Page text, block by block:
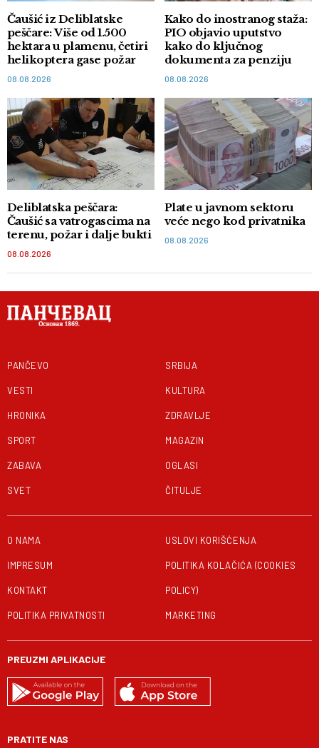
Čaušić iz Deliblatske
peščare: Više od 1.500
hektara u plamenu, četiri
helikoptera gase požar
08.08.2026
Kako do inostranog staža:
PIO objavio uputstvo
kako do ključnog
dokumenta za penziju
08.08.2026
Deliblatska peščara:
Čaušić sa vatrogascima na
terenu, požar i dalje bukti
08.08.2026
Plate u javnom sektoru
veće nego kod privatnika
08.08.2026
PANČEVO
VESTI
HRONIKA
SPORT
ZABAVA
SVET
SRBIJA
KULTURA
ZDRAVLJE
MAGAZIN
OGLASI
ČITULJE
O NAMA
IMPRESUM
KONTAKT
POLITIKA PRIVATNOSTI
USLOVI KORIŠĆENJA
POLITIKA KOLAČIĆA (COOKIES
POLICY)
MARKETING
PREUZMI APLIKACIJE
PRATITE NAS